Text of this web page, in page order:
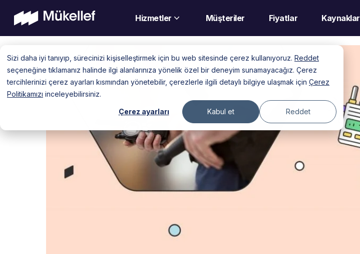
Sizi daha iyi tanıyıp, sürecinizi kişiselleştirmek için bu web sitesinde çerez kullanıyoruz. Reddet
seçeneğine tıklamanız halinde ilgi alanlarınıza yönelik özel bir deneyim sunamayacağız. Çerez
tercihlerinizi çerez ayarları kısmından yönetebilir, çerezlerle ilgili detaylı bilgiye ulaşmak için Çerez
Politikamızı inceleyebilirsiniz.
Çerez ayarları Kabul et Reddet
content
Hizmetler Müşteriler Fiyatlar Kaynaklar